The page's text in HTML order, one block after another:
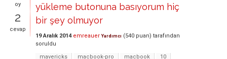
oy
2
cevap
yükleme butonuna basıyorum hiç
bir şey olmuyor
19 Aralık 2014 emreauer Yardımcı (540 puan) tarafından
soruldu
mavericks
macbook-pro macbook
10